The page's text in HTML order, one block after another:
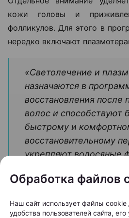
кожи головы и
фолликулов. Для этого в
нередко включают
«Светолечение и
назначаются в
восстановления после
волос и способствуют
быстрому и
восстановительному
укрепляют волосяные
специалист.
Еще один вопрос,
Обработка файлов
Наш сайт использует файлы cookie
удобства пользователей сайта,